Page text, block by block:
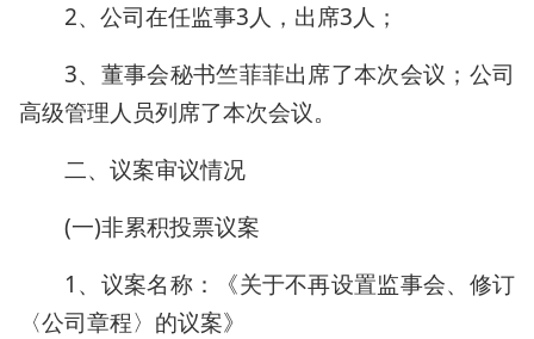
2、公司在任监事3人，出席3人；
3、董事会秘书竺菲菲出席了本次会议；公司
高级管理人员列席了本次会议。
二、议案审议情况
(一)非累积投票议案
1、议案名称：《关于不再设置监事会、修订
〈公司章程〉的议案》